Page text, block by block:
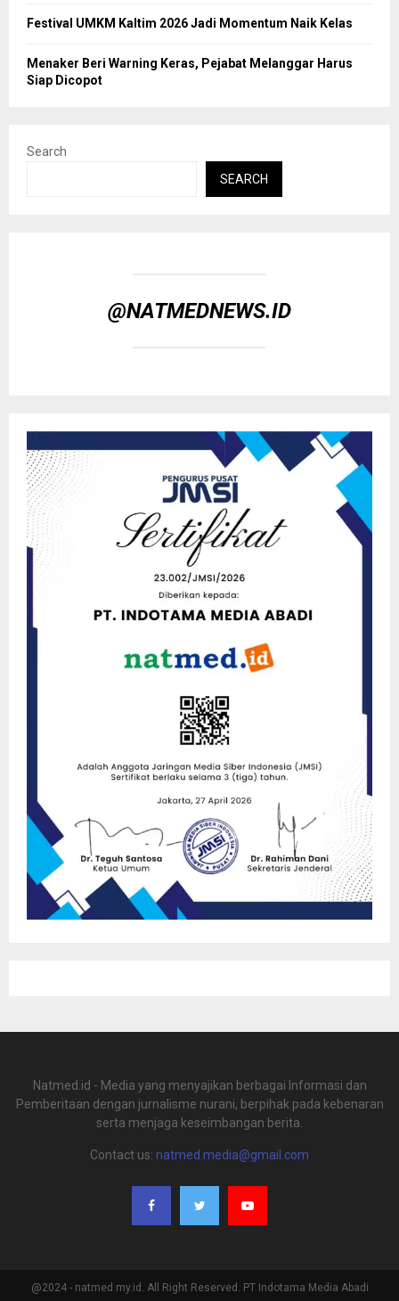
Festival UMKM Kaltim 2026 Jadi Momentum Naik Kelas
Menaker Beri Warning Keras, Pejabat Melanggar Harus
Siap Dicopot
Search
SEARCH
@NATMEDNEWS.ID
Natmed.id - Media yang menyajikan berbagai Informasi dan
Pemberitaan dengan jurnalisme nurani, berpihak pada kebenaran
serta menjaga keseimbangan berita.
Contact us: natmed.media@gmail.com
@2024 - natmed.my.id. All Right Reserved. PT Indotama Media Abadi